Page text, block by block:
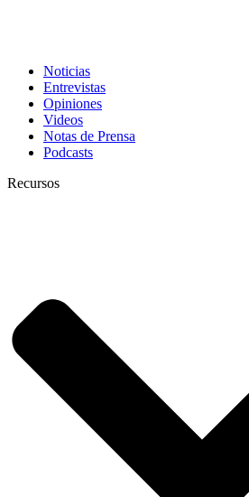
Noticias
Entrevistas
Opiniones
Videos
Notas de Prensa
Podcasts
Recursos